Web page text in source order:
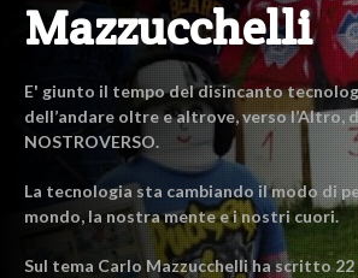
Mazzucchelli
E' giunto il tempo del disincanto
dell’andare oltre e altrove, verso l’Altro,
NOSTROVERSO.
La tecnologia sta cambiando il modo di
mondo, la nostra mente e i nostri cuori.
Sul tema Carlo Mazzucchelli ha scritto